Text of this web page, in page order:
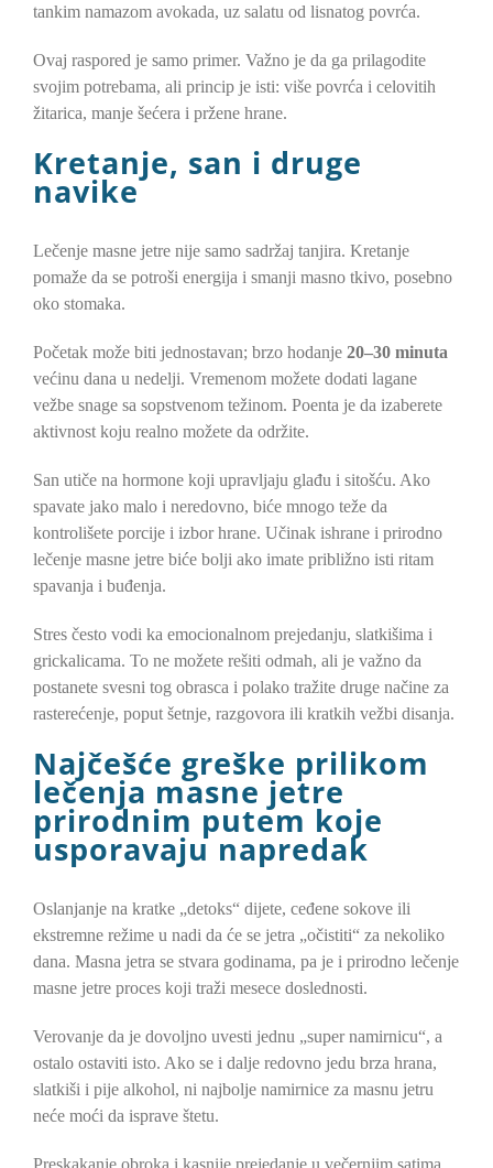
tankim namazom avokada, uz salatu od lisnatog povrća.
Ovaj raspored je samo primer. Važno je da ga prilagodite
svojim potrebama, ali princip je isti: više povrća i celovitih
žitarica, manje šećera i pržene hrane.
Kretanje, san i druge
navike
Lečenje masne jetre nije samo sadržaj tanjira. Kretanje
pomaže da se potroši energija i smanji masno tkivo, posebno
oko stomaka.
Početak može biti jednostavan; brzo hodanje 20–30 minuta
većinu dana u nedelji. Vremenom možete dodati lagane
vežbe snage sa sopstvenom težinom. Poenta je da izaberete
aktivnost koju realno možete da održite.
San utiče na hormone koji upravljaju glađu i sitošću. Ako
spavate jako malo i neredovno, biće mnogo teže da
kontrolišete porcije i izbor hrane. Učinak ishrane i prirodno
lečenje masne jetre biće bolji ako imate približno isti ritam
spavanja i buđenja.
Stres često vodi ka emocionalnom prejedanju, slatkišima i
grickalicama. To ne možete rešiti odmah, ali je važno da
postanete svesni tog obrasca i polako tražite druge načine za
rasterećenje, poput šetnje, razgovora ili kratkih vežbi disanja.
Najčešće greške prilikom
lečenja masne jetre
prirodnim putem koje
usporavaju napredak
Oslanjanje na kratke „detoks“ dijete, ceđene sokove ili
ekstremne režime u nadi da će se jetra „očistiti“ za nekoliko
dana. Masna jetra se stvara godinama, pa je i prirodno lečenje
masne jetre proces koji traži mesece doslednosti.
Verovanje da je dovoljno uvesti jednu „super namirnicu“, a
ostalo ostaviti isto. Ako se i dalje redovno jedu brza hrana,
slatkiši i pije alkohol, ni najbolje namirnice za masnu jetru
neće moći da isprave štetu.